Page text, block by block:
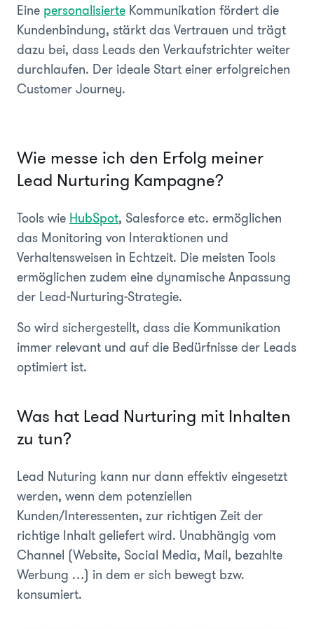
Eine personalisierte Kommunikation fördert die
Kundenbindung, stärkt das Vertrauen und trägt
dazu bei, dass Leads den Verkaufstrichter weiter
durchlaufen. Der ideale Start einer erfolgreichen
Customer Journey.
Wie messe ich den Erfolg meiner
Lead Nurturing Kampagne?
Tools wie HubSpot, Salesforce etc. ermöglichen
das Monitoring von Interaktionen und
Verhaltensweisen in Echtzeit. Die meisten Tools
ermöglichen zudem eine dynamische Anpassung
der Lead-Nurturing-Strategie.
So wird sichergestellt, dass die Kommunikation
immer relevant und auf die Bedürfnisse der Leads
optimiert ist.
Was hat Lead Nurturing mit Inhalten
zu tun?
Lead Nuturing kann nur dann effektiv eingesetzt
werden, wenn dem potenziellen
Kunden/Interessenten, zur richtigen Zeit der
richtige Inhalt geliefert wird. Unabhängig vom
Channel (Website, Social Media, Mail, bezahlte
Werbung …) in dem er sich bewegt bzw.
konsumiert.